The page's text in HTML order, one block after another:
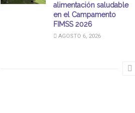
alimentación saludable
en el Campamento
FIMSS 2026
AGOSTO 6, 2026